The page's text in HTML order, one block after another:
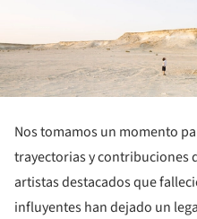
Nos tomamos un momento
trayectorias y contribuciones
artistas destacados que
influyentes han dejado un